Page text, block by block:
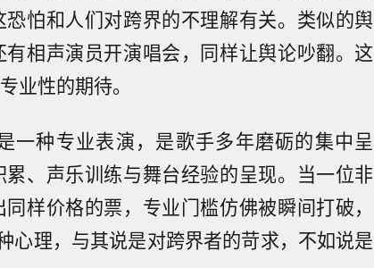
怕和人们对跨界的不理解有关。类似的舆
相声演员开演唱会，同样让舆论吵翻。这
业性的期待。
一种专业表演，是歌手多年磨砺的集中呈
、声乐训练与舞台经验的呈现。当一位非
样价格的票，专业门槛仿佛被瞬间打破，
心理，与其说是对跨界者的苛求，不如说是